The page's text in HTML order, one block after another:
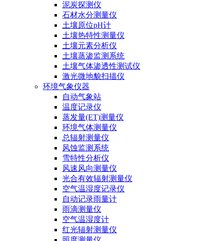
泥炭探测仪
石材水分测量仪
土壤原位pH计
土壤热特性测量仪
土壤元素分析仪
土壤蒸渗监测系统
土壤气体渗透性测试仪
激光微地貌扫描仪
环境气象仪器
自动气象站
温度记录仪
蒸发量(ET)测量仪
环境气体测量仪
总辐射测量仪
风蚀监测系统
雪特性分析仪
风速风向测量仪
光合有效辐射测量仪
空气温湿度记录仪
自动记录雨量计
雨滴测量仪
空气温湿度计
红光辐射测量仪